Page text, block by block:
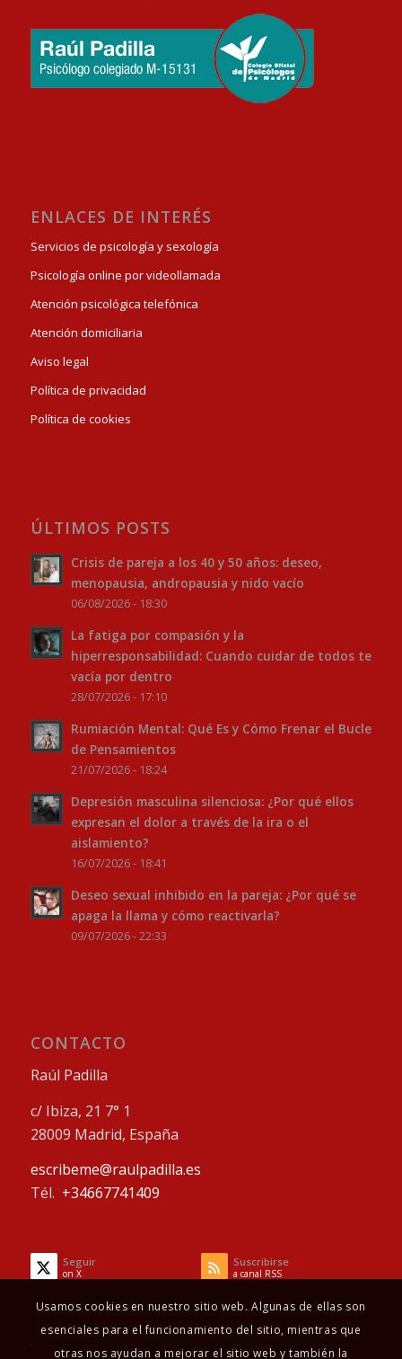
ENLACES DE INTERÉS
Servicios de psicología y sexología
Psicología online por videollamada
Atención psicológica telefónica
Atención domiciliaria
Aviso legal
Política de privacidad
Política de cookies
ÚLTIMOS POSTS
Crisis de pareja a los 40 y 50 años: deseo,
menopausia, andropausia y nido vacío
06/08/2026 - 18:30
La fatiga por compasión y la
hiperresponsabilidad: Cuando cuidar de todos te
vacía por dentro
28/07/2026 - 17:10
Rumiación Mental: Qué Es y Cómo Frenar el Bucle
de Pensamientos
21/07/2026 - 18:24
Depresión masculina silenciosa: ¿Por qué ellos
expresan el dolor a través de la ira o el
aislamiento?
16/07/2026 - 18:41
Deseo sexual inhibido en la pareja: ¿Por qué se
apaga la llama y cómo reactivarla?
09/07/2026 - 22:33
CONTACTO
Raúl Padilla
c/ Ibiza, 21 7° 1
28009 Madrid, España
escribeme@raulpadilla.es
Tél. +34667741409
Seguir
on X
Suscribirse
a canal RSS
Usamos cookies en nuestro sitio web. Algunas de ellas son
esenciales para el funcionamiento del sitio, mientras que
otras nos ayudan a mejorar el sitio web y también la